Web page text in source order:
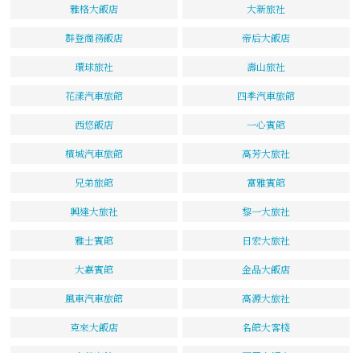
雅格大飯店 大新旅社
群登商務飯店 帝后大飯店
環球旅社 壽山旅社
花漾汽車旅館 四季汽車旅館
西悠飯店 一心賓館
檳城汽車旅館 高芳大旅社
兄弟旅館 富雅賓館
興達大旅社 黎一大旅社
雅士賓館 日宏大旅社
大嘉賓館 金品大飯店
風車汽車旅館 高源大旅社
克來大飯店 名館大客棧